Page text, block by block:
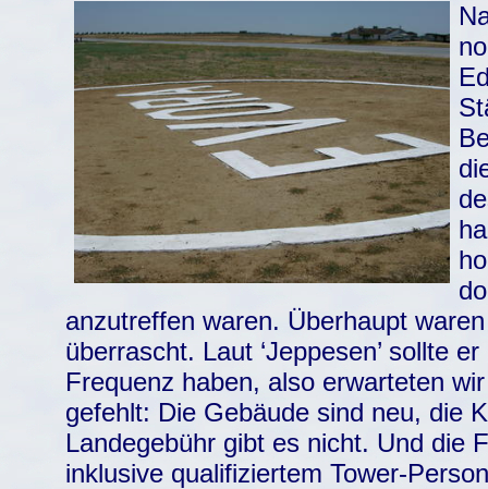
anzutreffen waren. Überhaupt
überrascht. Laut ‘Jeppesen’ sollte
Frequenz haben, also erwarteten
gefehlt: Die Gebäude sind neu, die
Landegebühr gibt es nicht. Und die
inklusive qualifiziertem Tower-